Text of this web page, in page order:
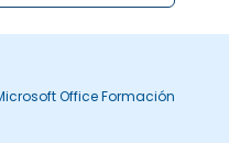
Office Formación